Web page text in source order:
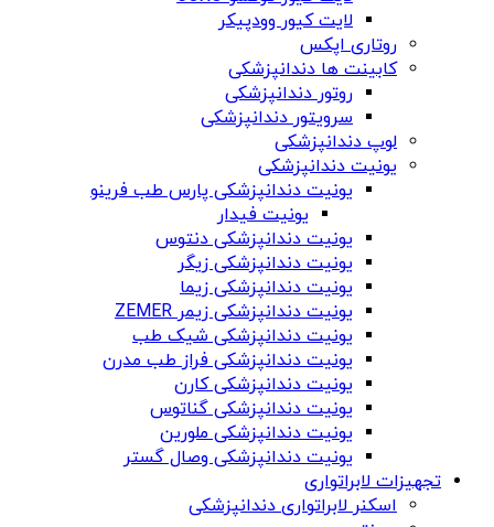
لایت کیور وودپیکر
روتاری اپکس
کابینت ها دندانپزشکی
روتور دندانپزشکی
سرویتور دندانپزشکی
لوپ دندانپزشکی
یونیت دندانپزشکی
یونیت دندانپزشکی پارس طب فرینو
یونیت فیدار
یونیت دندانپزشکی دنتوس
یونیت دندانپزشکی زیگر
یونیت دندانپزشکی زیما
یونیت دندانپزشکی زیمر ZEMER
یونیت دندانپزشکی شیک طب
یونیت دندانپزشکی فراز طب مدرن
یونیت دندانپزشکی کارن
یونیت دندانپزشکی گناتوس
یونیت دندانپزشکی ملورین
یونیت دندانپزشکی وصال گستر
تجهیزات لابراتواری
اسکنر لابراتواری دندانپزشکی